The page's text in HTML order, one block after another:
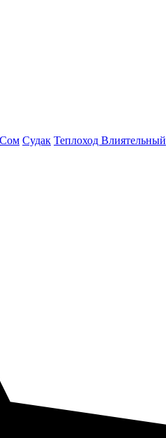
Сом Судак Теплоход Влиятельный